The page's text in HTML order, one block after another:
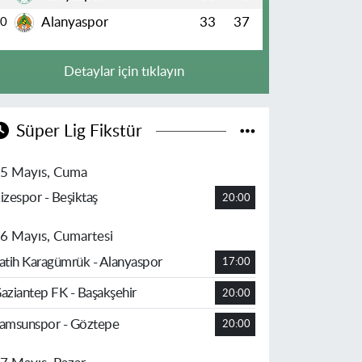
Alanyaspor 33 37
Detaylar için tıklayın
Süper Lig Fikstür
Mayıs, Cuma
- Beşiktaş
20:00
Mayıs, Cumartesi
Karagümrük - Alanyaspor
17:00
FK - Başakşehir 20:00
- Göztepe 20:00